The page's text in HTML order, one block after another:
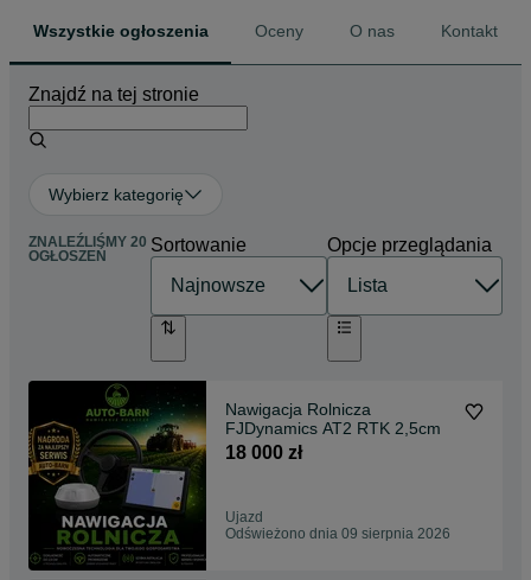
Wszystkie ogłoszenia Oceny O nas Kontakt
Znajdź na tej stronie
Wybierz kategorię
ZNALEŹLIŚMY 20
OGŁOSZEŃ
Sortowanie Opcje przeglądania
Nawigacja Rolnicza
FJDynamics AT2 RTK 2,5cm
18 000 zł
Ujazd
Odświeżono dnia 09 sierpnia 2026